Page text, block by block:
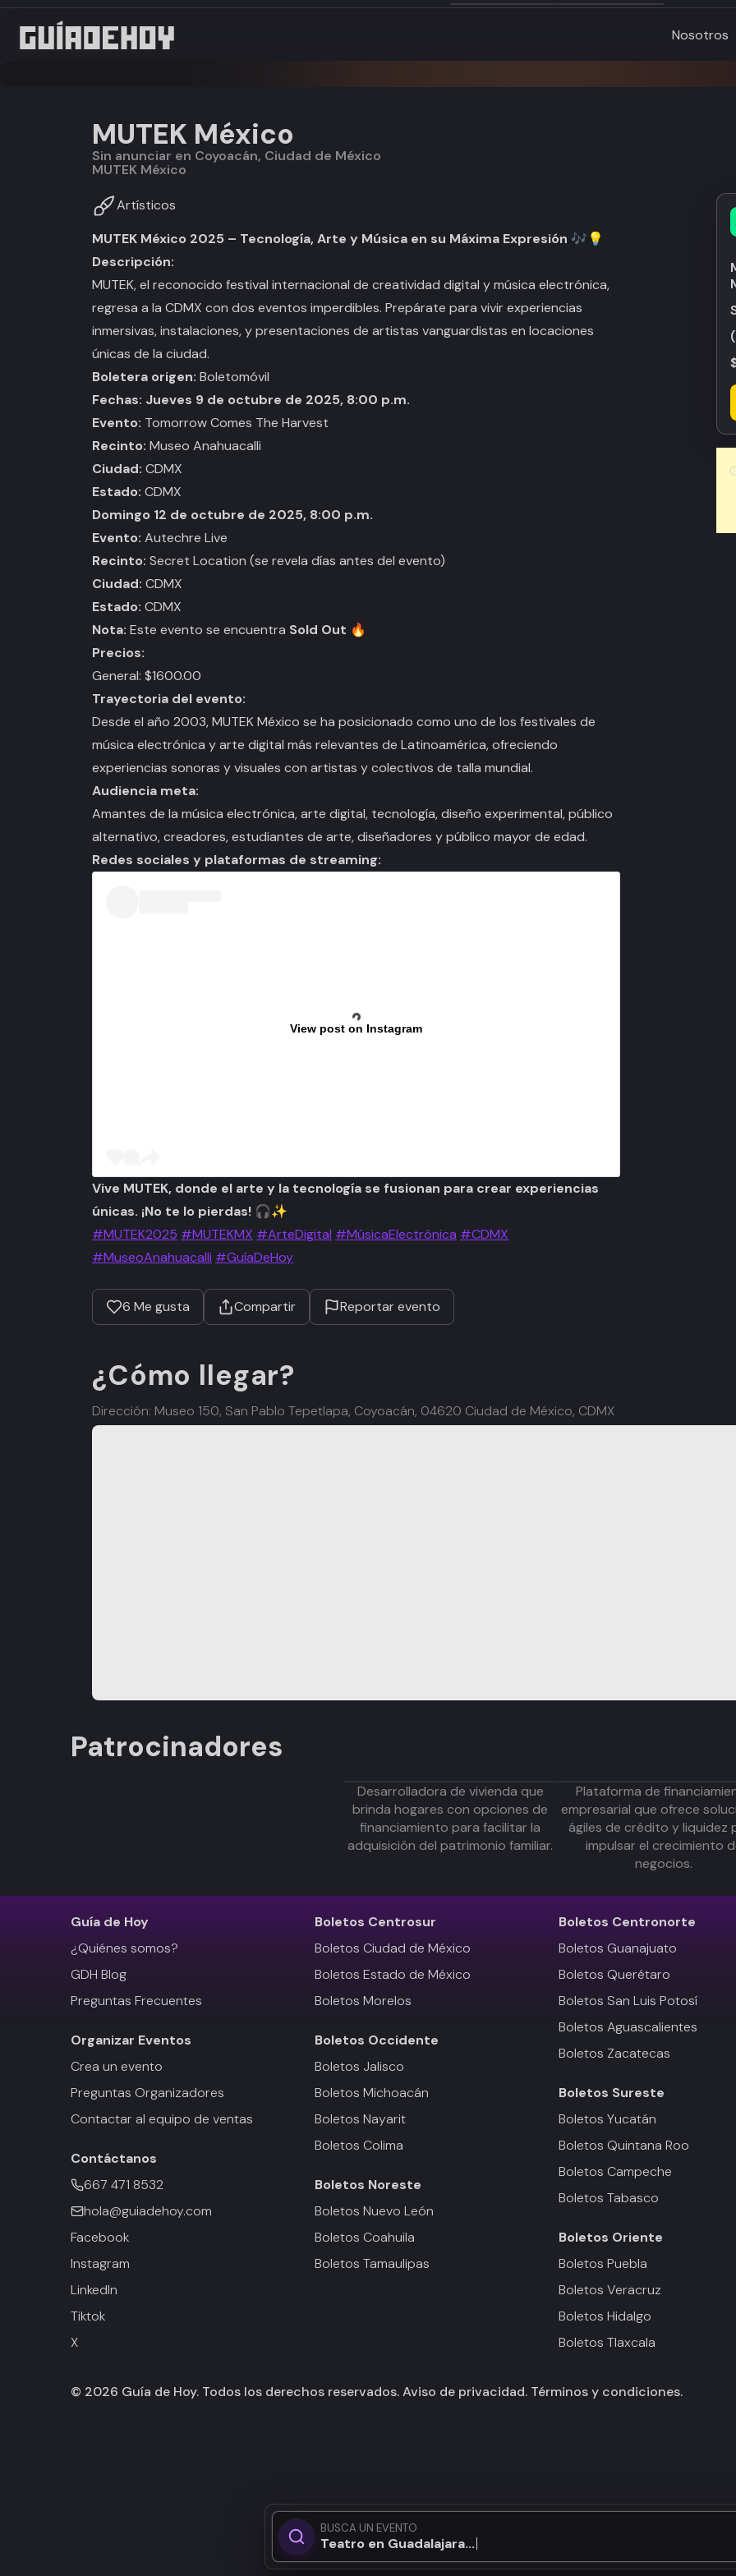
Nosotros
BUSCA UN EVENTO
Teatro en Guadalajara...
MUTEK México
Sin anunciar en Coyoacán, Ciudad de México
MUTEK México
Artísticos
MUTEK México 2025 – Tecnología, Arte y Música en su Máxima Expresión 🎶💡
Descripción:
MUTEK, el reconocido festival internacional de creatividad digital y música electrónica,
regresa a la CDMX con dos eventos imperdibles. Prepárate para vivir experiencias
inmersivas, instalaciones, y presentaciones de artistas vanguardistas en locaciones
únicas de la ciudad.
Boletera origen: Boletomóvil
Fechas: Jueves 9 de octubre de 2025, 8:00 p.m.
Evento: Tomorrow Comes The Harvest
Recinto: Museo Anahuacalli
Ciudad: CDMX
Estado: CDMX
Domingo 12 de octubre de 2025, 8:00 p.m.
Evento: Autechre Live
Recinto: Secret Location (se revela días antes del evento)
Ciudad: CDMX
Estado: CDMX
Nota: Este evento se encuentra Sold Out 🔥
Precios:
General: $1600.00
Trayectoria del evento:
Desde el año 2003, MUTEK México se ha posicionado como uno de los festivales de
música electrónica y arte digital más relevantes de Latinoamérica, ofreciendo
experiencias sonoras y visuales con artistas y colectivos de talla mundial.
Audiencia meta:
Amantes de la música electrónica, arte digital, tecnología, diseño experimental, público
alternativo, creadores, estudiantes de arte, diseñadores y público mayor de edad.
Redes sociales y plataformas de streaming:
View post on Instagram
Vive MUTEK, donde el arte y la tecnología se fusionan para crear experiencias
únicas. ¡No te lo pierdas! 🎧✨
#MUTEK2025 #MUTEKMX #ArteDigital #MúsicaElectrónica #CDMX
#MuseoAnahuacalli #GuíaDeHoy
6 Me gusta Compartir Reportar evento
¿Cómo llegar?
Dirección: Museo 150, San Pablo Tepetlapa, Coyoacán, 04620 Ciudad de México, CDMX
Patrocinadores
Desarrolladora de vivienda que
brinda hogares con opciones de
financiamiento para facilitar la
adquisición del patrimonio familiar.
Plataforma de
empresarial que ofrece
ágiles de crédito y liquidez
impulsar el crecimiento
negocios.
Guía de Hoy
¿Quiénes somos?
GDH Blog
Preguntas Frecuentes
Organizar Eventos
Crea un evento
Preguntas Organizadores
Contactar al equipo de ventas
Contáctanos
667 471 8532
hola@guiadehoy.com
Facebook
Instagram
LinkedIn
Tiktok
X
Boletos Centrosur
Boletos Ciudad de México
Boletos Estado de México
Boletos Morelos
Boletos Occidente
Boletos Jalisco
Boletos Michoacán
Boletos Nayarit
Boletos Colima
Boletos Noreste
Boletos Nuevo León
Boletos Coahuila
Boletos Tamaulipas
Boletos Centronorte
Boletos Guanajuato
Boletos Querétaro
Boletos San Luis Potosí
Boletos Aguascalientes
Boletos Zacatecas
Boletos Sureste
Boletos Yucatán
Boletos Quintana Roo
Boletos Campeche
Boletos Tabasco
Boletos Oriente
Boletos Puebla
Boletos Veracruz
Boletos Hidalgo
Boletos Tlaxcala
© 2026 Guía de Hoy. Todos los derechos reservados.Aviso de privacidad. Términos y condiciones.